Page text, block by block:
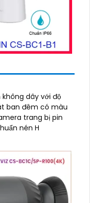
không dây với độ
ban đêm có màu
nén H